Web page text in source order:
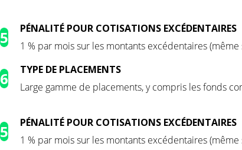
5
PÉNALITÉ POUR COTISATIONS EXCÉDENTAIRES
1 % par mois sur les montants excédentaires
6
TYPE DE PLACEMENTS
Large gamme de placements, y compris les fonds
5
PÉNALITÉ POUR COTISATIONS EXCÉDENTAIRES
1 % par mois sur les montants excédentaires